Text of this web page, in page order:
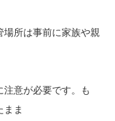
所は事前に家族や親
意が必要です。も
まま